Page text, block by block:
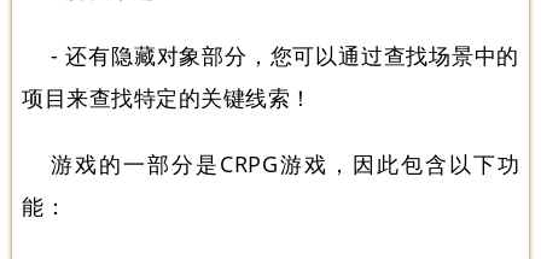
- 还有隐藏对象部分，您可以通过查找场景中的
项目来查找特定的关键线索！
游戏的一部分是CRPG游戏，因此包含以下功
能：